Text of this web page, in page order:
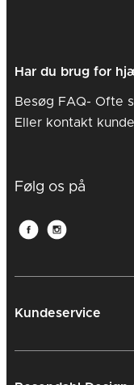
Har du brug for
Besøg FAQ- Ofte
Eller kontakt
Følg os på
Kundeservice